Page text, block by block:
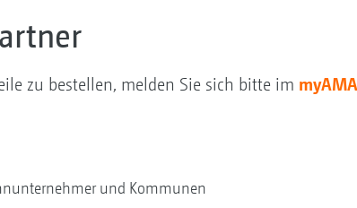
zu bestellen, melden Sie sich bitte im
und Kommunen